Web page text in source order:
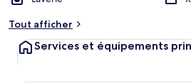
Tout afficher
Services et équipements